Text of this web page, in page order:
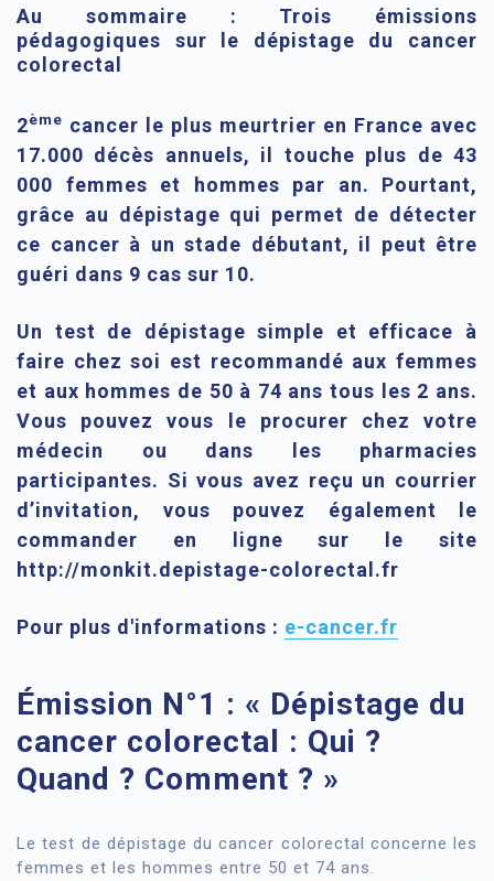
Au sommaire : Trois émissions
pédagogiques sur le dépistage du cancer
colorectal
2ème cancer le plus meurtrier en France avec
17.000 décès annuels, il touche plus de 43
000 femmes et hommes par an. Pourtant,
grâce au dépistage qui permet de détecter
ce cancer à un stade débutant, il peut être
guéri dans 9 cas sur 10.
Un test de dépistage simple et efficace à
faire chez soi est recommandé aux femmes
et aux hommes de 50 à 74 ans tous les 2 ans.
Vous pouvez vous le procurer chez votre
médecin ou dans les pharmacies
participantes. Si vous avez reçu un courrier
d’invitation, vous pouvez également le
commander en ligne sur le site
http://monkit.depistage-colorectal.fr
Pour plus d'informations : e-cancer.fr
Émission N°1 : « Dépistage du
cancer colorectal : Qui ?
Quand ? Comment ? »
Le test de dépistage du cancer colorectal concerne les
femmes et les hommes entre 50 et 74 ans.